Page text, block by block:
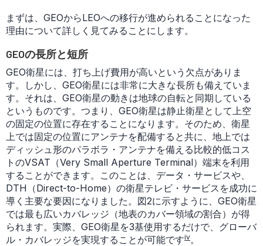
まずは、GEOからLEOへの移行が進められることになった
理由について詳しく見てみることにします。
GEOの長所と短所
GEO衛星には、打ち上げ費用が高いという欠点がありま
す。しかし、GEO衛星には非常に大きな長所も備えていま
す。それは、GEO衛星の動きは地球の自転と同期している
というものです。つまり、GEO衛星は静止衛星として上空
の固定の位置に存在することになります。そのため、衛星
上では固定の位置にアンテナを配備すると共に、地上では
ディッシュ形のパラボラ・アンテナを備える比較的低コス
トのVSAT（Very Small Aperture Terminal）端末を利用
することができます。このことは、データ・サービスや、
DTH（Direct-to-Home）の衛星テレビ・サービスを成功に
導く主要な要因になりました。図2に示すように、GEO衛星
では最も広いカバレッジ（地表のカバー領域の割合）が得
られます。実際、GEO衛星を3基使用するだけで、グローバ
ル・カバレッジを実現することが可能ですiv。